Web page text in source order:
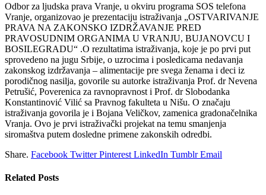
Odbor za ljudska prava Vranje, u okviru programa SOS telefona
Vranje, organizovao je prezentaciju istraživanja „OSTVARIVANJE
PRAVA NA ZAKONSKO IZDRŽAVANJE PRED
PRAVOSUDNIM ORGANIMA U VRANJU, BUJANOVCU I
BOSILEGRADU“ .O rezultatima istraživanja, koje je po prvi put
sprovedeno na jugu Srbije, o uzrocima i posledicama nedavanja
zakonskog izdržavanja – alimentacije pre svega ženama i deci iz
porodičnog nasilja, govorile su autorke istraživanja Prof. dr Nevena
Petrušić, Poverenica za ravnopravnost i Prof. dr Slobodanka
Konstantinović Vilić sa Pravnog fakulteta u Nišu. O značaju
istraživanja govorila je i Bojana Veličkov, zamenica gradonačelnika
Vranja. Ovo je prvi istraživački projekat na temu smanjenja
siromaštva putem dosledne primene zakonskih odredbi.
Share. Facebook Twitter Pinterest LinkedIn Tumblr Email
Related Posts